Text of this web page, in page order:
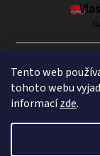
Tento web
tohoto webu
informacízde.